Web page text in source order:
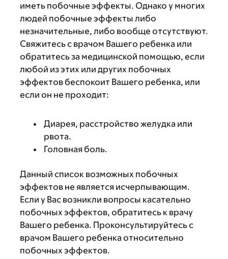
иметь побочные эффекты. Однако у многих
людей побочные эффекты либо
незначительные, либо вообще отсутствуют.
Свяжитесь с врачом Вашего ребенка или
обратитесь за медицинской помощью, если
любой из этих или других побочных
эффектов беспокоит Вашего ребенка, или
если он не проходит:
Диарея, расстройство желудка или
рвота.
Головная боль.
Данный список возможных побочных
эффектов не является исчерпывающим.
Если у Вас возникли вопросы касательно
побочных эффектов, обратитесь к врачу
Вашего ребенка. Проконсультируйтесь с
врачом Вашего ребенка относительно
побочных эффектов.